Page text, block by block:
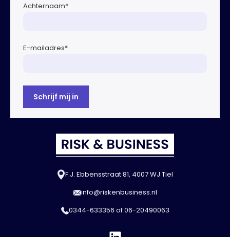
Achternaam*
E-mailadres*
F.J. Ebbensstraat 81, 4007 WJ Tiel
info@riskenbusiness.nl
0344-633356 of06-20490063